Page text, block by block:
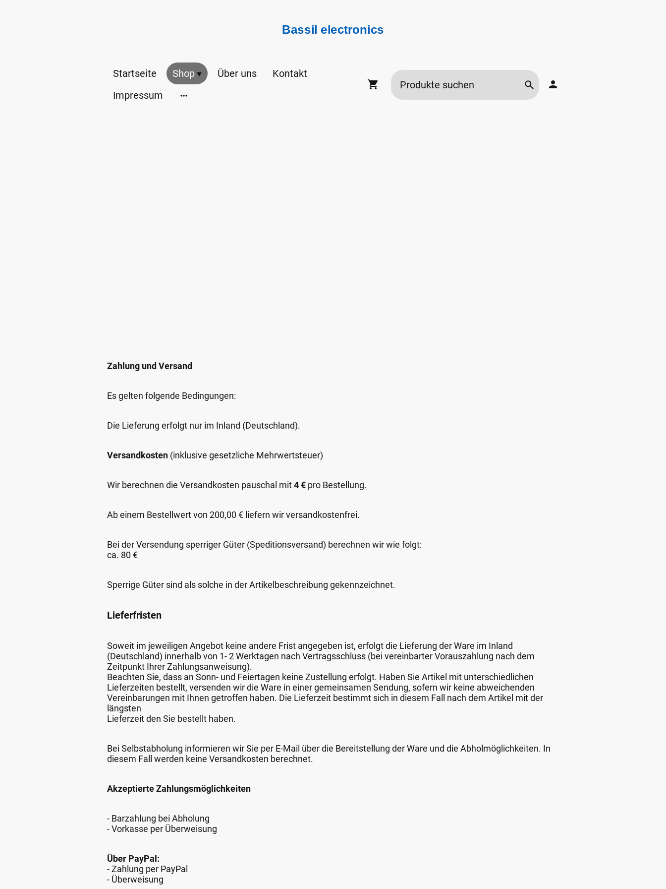
Bassil electronics
Startseite Shop Über uns
Kontakt
Impressum
Zahlung und Versand
Es gelten folgende Bedingungen:
Die Lieferung erfolgt nur im Inland (Deutschland).
Versandkosten (inklusive gesetzliche Mehrwertsteuer)
Wir berechnen die Versandkosten pauschal mit4 € pro Bestellung.
Ab einem Bestellwert von 200,00 € liefern wir versandkostenfrei.
Bei der Versendung sperriger Güter (Speditionsversand) berechnen wir wie folgt:
ca. 80 €
Sperrige Güter sind als solche in der Artikelbeschreibung gekennzeichnet.
Lieferfristen
Soweit im jeweiligen Angebot keine andere Frist angegeben ist, erfolgt die Lieferung der Ware im Inland
(Deutschland) innerhalb von 1- 2 Werktagen nach Vertragsschluss (bei vereinbarter Vorauszahlung nach dem
Zeitpunkt Ihrer Zahlungsanweisung).
Beachten Sie, dass an Sonn- und Feiertagen keine Zustellung erfolgt. Haben Sie Artikel mit unterschiedlichen
Lieferzeiten bestellt, versenden wir die Ware in einer gemeinsamen Sendung, sofern wir keine abweichenden
Vereinbarungen mit Ihnen getroffen haben. Die Lieferzeit bestimmt sich in diesem Fall nach dem Artikel mit der
längsten
Lieferzeit den Sie bestellt haben.
Bei Selbstabholung informieren wir Sie per E-Mail über die Bereitstellung der Ware und die Abholmöglichkeiten. In
diesem Fall werden keine Versandkosten berechnet.
Akzeptierte Zahlungsmöglichkeiten
- Barzahlung bei Abholung
- Vorkasse per Überweisung
Über PayPal:
- Zahlung per PayPal
- Überweisung